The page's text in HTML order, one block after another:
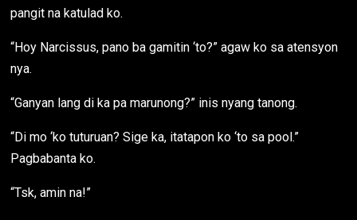
pangit na katulad ko.
“Hoy Narcissus, pano ba gamitin ‘to?” agaw ko sa atensyon
nya.
“Ganyan lang di ka pa marunong?” inis nyang tanong.
“Di mo ‘ko tuturuan? Sige ka, itatapon ko ‘to sa pool.”
Pagbabanta ko.
“Tsk, amin na!”